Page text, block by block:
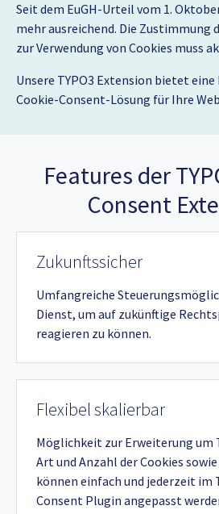
Seit dem EuGH-Urteil vom 1.
mehr ausreichend. Die Zustimmung
zur Verwendung von Cookies muss
Unsere TYPO3 Extension bietet eine
Cookie-Consent-Lösung für Ihre
Features der
Consent
Zukunftssicher
Umfangreiche
Dienst, um auf zukünftige
reagieren zu können.
Flexibel skalierbar
Möglichkeit zur Erweiterung um
Art und Anzahl der Cookies
können einfach und jederzeit im
Consent Plugin angepasst